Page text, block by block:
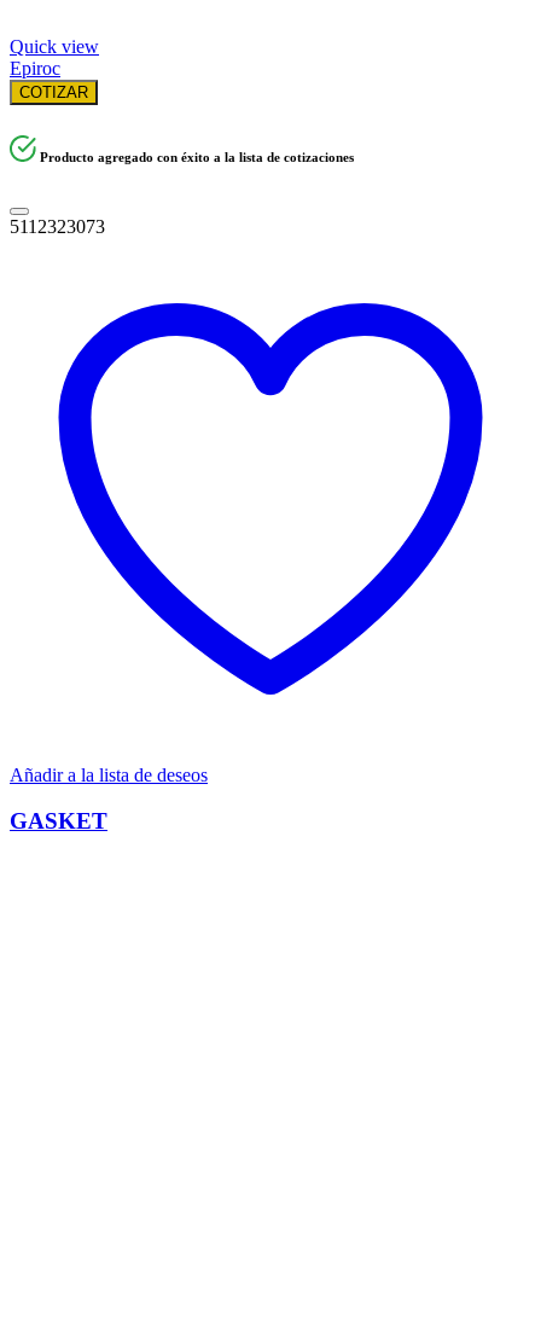
Quick view
Epiroc
COTIZAR
Producto agregado con éxito a la lista de cotizaciones
5112323073
Añadir a la lista de deseos
GASKET